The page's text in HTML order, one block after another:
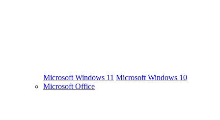
Microsoft Windows 11 Microsoft Windows 10
Microsoft Office